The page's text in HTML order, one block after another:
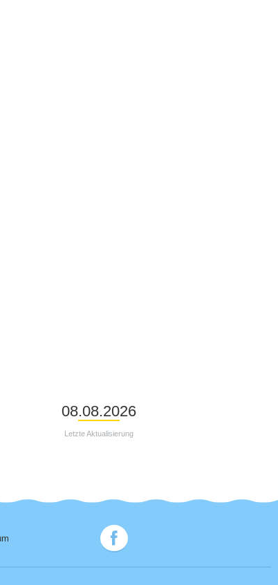
08.08.2026
Letzte Aktualisierung